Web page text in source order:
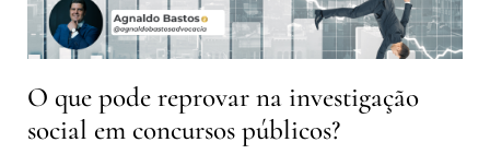
O que pode reprovar na investigação
social em concursos públicos?